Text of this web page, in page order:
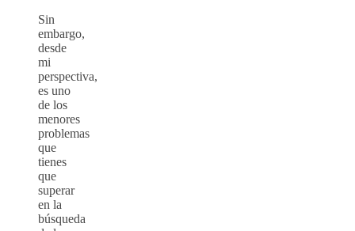
Sin
embargo,
desde
mi
perspectiva,
es uno
de los
menores
problemas
que
tienes
que
superar
en la
búsqueda